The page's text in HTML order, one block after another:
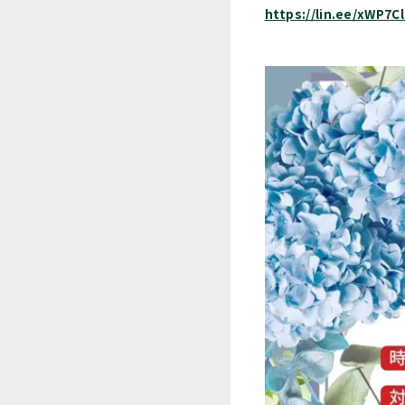
https://lin.ee/